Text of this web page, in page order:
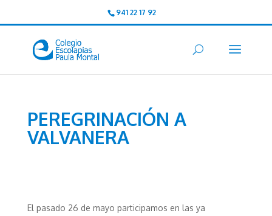
941 22 17 92
PEREGRINACIÓN A
VALVANERA
El pasado 26 de mayo participamos en las ya